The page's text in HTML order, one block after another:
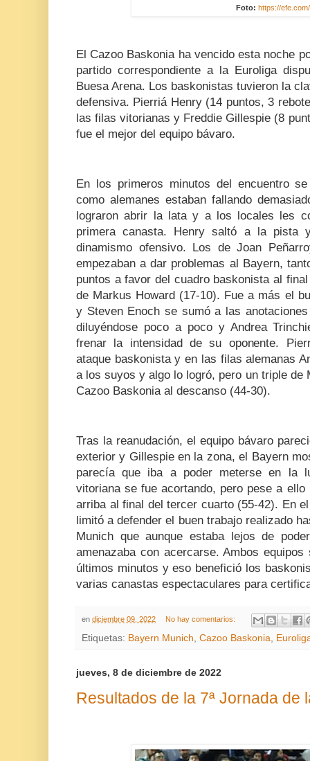
Foto: https://efe.com/
El Cazoo Baskonia ha vencido esta noche
partido correspondiente a la Euroliga
Buesa Arena. Los baskonistas tuvieron la
defensiva. Pierriá Henry (14 puntos, 3
las filas vitorianas y Freddie Gillespie (8
fue el mejor del equipo bávaro.
En los primeros minutos del encuentro
como alemanes estaban fallando
lograron abrir la lata y a los locales les
primera canasta. Henry saltó a la pista
dinamismo ofensivo. Los de Joan
empezaban a dar problemas al Bayern,
puntos a favor del cuadro baskonista al
de Markus Howard (17-10). Fue a más el
y Steven Enoch se sumó a las
diluyéndose poco a poco y Andrea
frenar la intensidad de su oponente.
ataque baskonista y en las filas alemanas
a los suyos y algo lo logró, pero un triple de
Cazoo Baskonia al descanso (44-30).
Tras la reanudación, el equipo bávaro
exterior y Gillespie en la zona, el Bayern
parecía que iba a poder meterse en la
vitoriana se fue acortando, pero pese a
arriba al final del tercer cuarto (55-42). En
limitó a defender el buen trabajo realizado
Munich que aunque estaba lejos de
amenazaba con acercarse. Ambos
últimos minutos y eso benefició los
varias canastas espectaculares para
en diciembre 09, 2022 No hay comentarios:
Etiquetas: Bayern Munich Cazoo Baskonia
jueves, 8 de diciembre de 2022
Resultados de la 7ª Jornada de